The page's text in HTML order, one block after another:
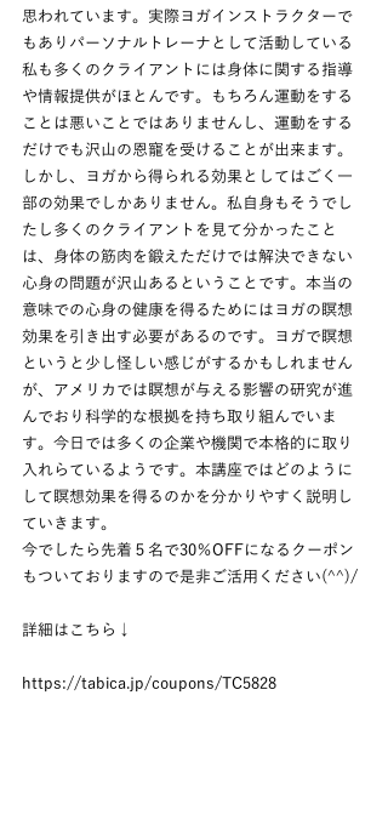
思われています。実際ヨガインストラクターで
もありパーソナルトレーナとして活動している
私も多くのクライアントには身体に関する指導
や情報提供がほとんです。もちろん運動をする
ことは悪いことではありませんし、運動をする
だけでも沢山の恩寵を受けることが出来ます。
しかし、ヨガから得られる効果としてはごく一
部の効果でしかありません。私自身もそうでし
たし多くのクライアントを見て分かったこと
は、身体の筋肉を鍛えただけでは解決できない
心身の問題が沢山あるということです。本当の
意味での心身の健康を得るためにはヨガの瞑想
効果を引き出す必要があるのです。ヨガで瞑想
というと少し怪しい感じがするかもしれません
が、アメリカでは瞑想が与える影響の研究が進
んでおり科学的な根拠を持ち取り組んでいま
す。今日では多くの企業や機関で本格的に取り
入れらているようです。本講座ではどのように
して瞑想効果を得るのかを分かりやすく説明し
ていきます。
今でしたら先着５名で30％OFFになるクーポン
もついておりますので是非ご活用ください(^^)/
詳細はこちら↓
https://tabica.jp/coupons/TC5828